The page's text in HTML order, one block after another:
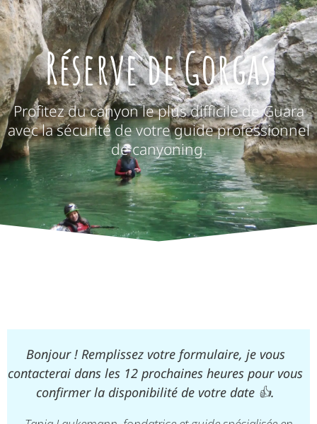
Réserve de Gorgas
Profitez du canyon le plus difficile de Guara
avec la sécurité de votre guide professionnel
de canyoning.
Bonjour ! Remplissez votre formulaire, je vous
contacterai dans les 12 prochaines heures pour vous
confirmer la disponibilité de votre date 👍.